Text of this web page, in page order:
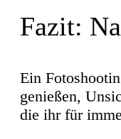
Fazit:
Ein
genießen,
die ihr für